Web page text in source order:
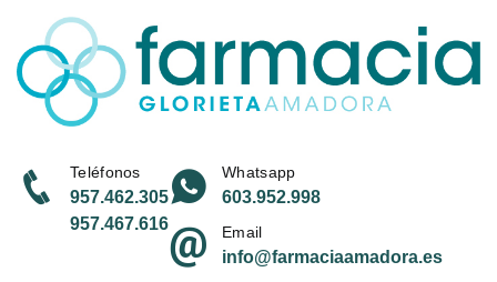
Teléfonos
957.462.305
957.467.616
Whatsapp
603.952.998
Email
info@farmaciaamadora.es